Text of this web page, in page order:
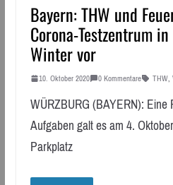
Bayern: THW und
Corona-Testzentrum
Winter vor
10. Oktober 2020 0 Kommentare THW,
WÜRZBURG (BAYERN): Eine
Aufgaben galt es am 4.
Parkplatz